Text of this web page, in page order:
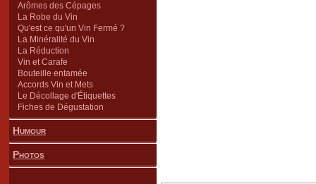
Arômes des Cépages
La Robe du Vin
Qu'est ce qu'un Vin Fermé ?
La Minéralité du Vin
La Réduction
Vin et Carafe
Bouteille entamée
Accords Vin et Mets
Le Décollage d'Étiquettes
Fiches de Dégustation
Humour
Photos